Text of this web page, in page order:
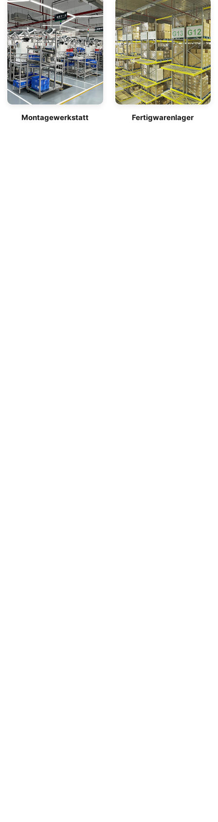
Montagewerkstatt Fertigwarenlager